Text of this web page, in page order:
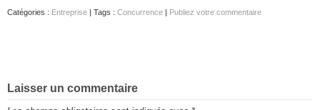
Catégories : Entreprise | Tags : Concurrence | Publiez votre commentaire
Laisser un commentaire